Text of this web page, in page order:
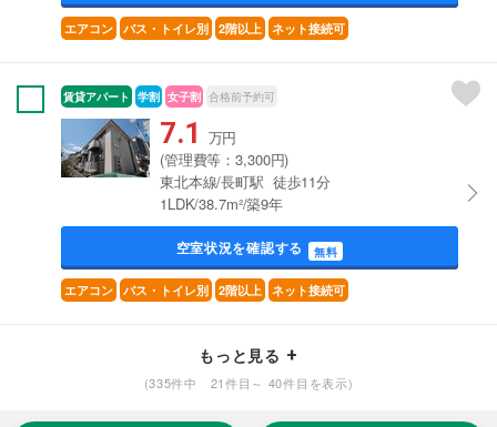
エアコン バス・トイレ別 2階以上 ネット接続可
賃貸アパート 学割 女子割 合格前予約可
7.1 万円
(管理費等：3,300円)
東北本線/長町駅 徒歩11分
1LDK/38.7m²/築9年
空室状況を確認する 無料
エアコン バス・トイレ別 2階以上 ネット接続可
もっと見る
(335件中 21件目～ 40件目を表示)